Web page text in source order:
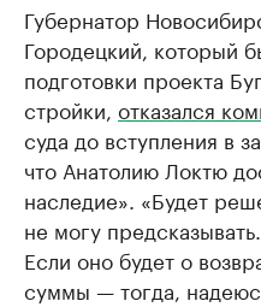
Губернатор
Городецкий, который
подготовки проекта
стройки, отказался
суда до вступления в
что Анатолию Локтю
наследие». «Будет
не могу
Если оно будет о
суммы — тогда,